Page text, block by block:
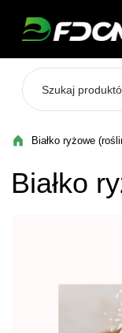
Białko ryżowe
Białko